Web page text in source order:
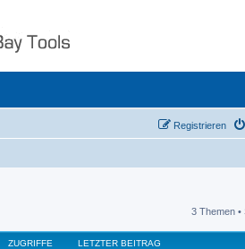
Registrieren
3 Themen •
ZUGRIFFE LETZTER BEITRAG